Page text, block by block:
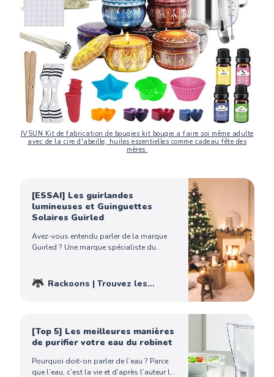
IVSUN Kit de fabrication de bougies kit bougie a faire soi même adulte
avec de la cire d'abeille, huiles essentielles comme cadeau fête des
mères.
[ESSAI] Les guirlandes
lumineuses et Guinguettes
Solaires Guirled
Avez-vous entendu parler de la marque
Guirled ? Une marque spécialiste du
plusieurs de leurs guirlandes lumineuses
LED pour les tester. Entre nos préférences,
Rackoons | Trouvez les
[Top 5] Les meilleures manières
de purifier votre eau du robinet
Pourquoi doit-on parler de l’eau ? Parce
que l’eau, c’est la vie et d’après l’auteur le